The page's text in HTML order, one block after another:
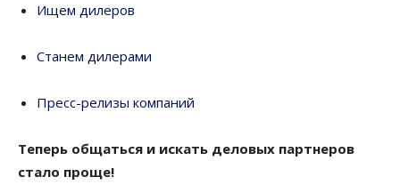
Ищем дилеров
Станем дилерами
Пресс-релизы компаний
Теперь общаться и искать деловых партнеров
стало проще!